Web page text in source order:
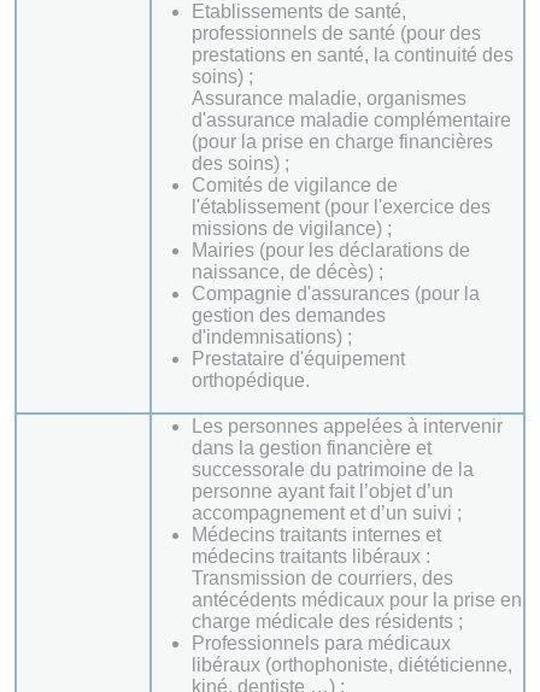
Etablissements de santé,
professionnels de santé (pour des
prestations en santé, la continuité des
soins) ;
Assurance maladie, organismes
d'assurance maladie complémentaire
(pour la prise en charge financières
des soins) ;
Comités de vigilance de
l'établissement (pour l'exercice des
missions de vigilance) ;
Mairies (pour les déclarations de
naissance, de décès) ;
Compagnie d'assurances (pour la
gestion des demandes
d'indemnisations) ;
Prestataire d'équipement
orthopédique.
Les personnes appelées à intervenir
dans la gestion financière et
successorale du patrimoine de la
personne ayant fait l’objet d’un
accompagnement et d’un suivi ;
Médecins traitants internes et
médecins traitants libéraux :
Transmission de courriers, des
antécédents médicaux pour la prise en
charge médicale des résidents ;
Professionnels para médicaux
libéraux (orthophoniste, diététicienne,
kiné, dentiste …) ;